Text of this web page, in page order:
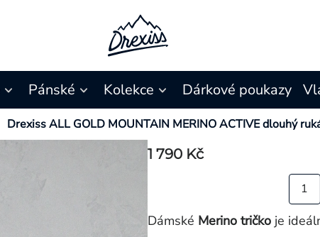
Pánské Kolekce Dárkové poukazy
Drexiss ALL GOLD MOUNTAIN MERINO ACTIVE dlouhý
1 790 Kč
Dámské Merino tričko je